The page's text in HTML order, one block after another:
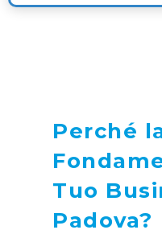
Perché
Tuo
Padova?